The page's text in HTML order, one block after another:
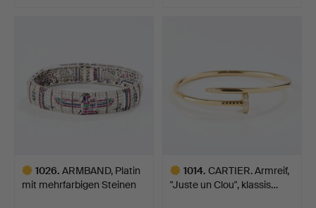
1026. ARMBAND, Platin
mit mehrfarbigen Steinen
1014. CARTIER. Armreif,
"Juste un Clou", klassis…